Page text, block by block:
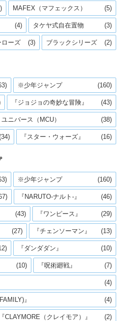
MAFEX（マフェックス） (5)
(4) タケヤ式自在置物 (3)
ローズ (3) ブラックシリーズ (2)
※少年ジャンプ (160)
『ジョジョの奇妙な冒険』 (43)
ニバース（MCU） (38)
『スター・ウォーズ』 (16)
※少年ジャンプ (160)
『NARUTO-ナルト-』 (46)
(43) 『ワンピース』 (29)
(27) 『チェンソーマン』 (13)
『ダンダダン』 (10)
(10) 『呪術廻戦』 (7)
(4)
』 (4)
『CLAYMORE（クレイモア）』 (2)